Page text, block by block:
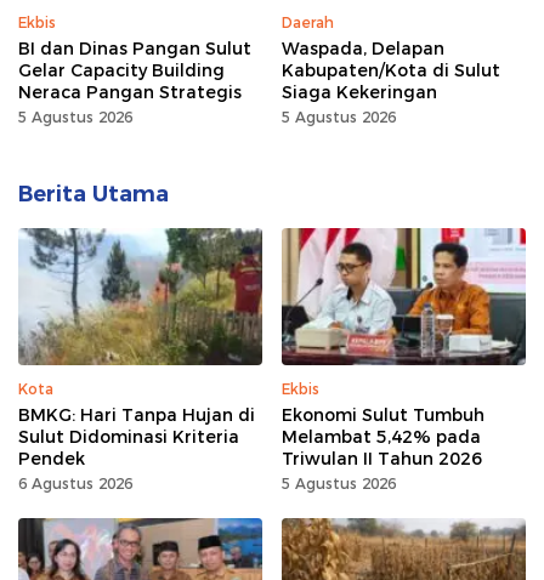
Ekbis
BI dan Dinas Pangan Sulut
Gelar Capacity Building
Neraca Pangan Strategis
5 Agustus 2026
Daerah
Waspada, Delapan
Kabupaten/Kota di Sulut
Siaga Kekeringan
5 Agustus 2026
Berita Utama
Kota
BMKG: Hari Tanpa Hujan di
Sulut Didominasi Kriteria
Pendek
6 Agustus 2026
Ekbis
Ekonomi Sulut Tumbuh
Melambat 5,42% pada
Triwulan II Tahun 2026
5 Agustus 2026